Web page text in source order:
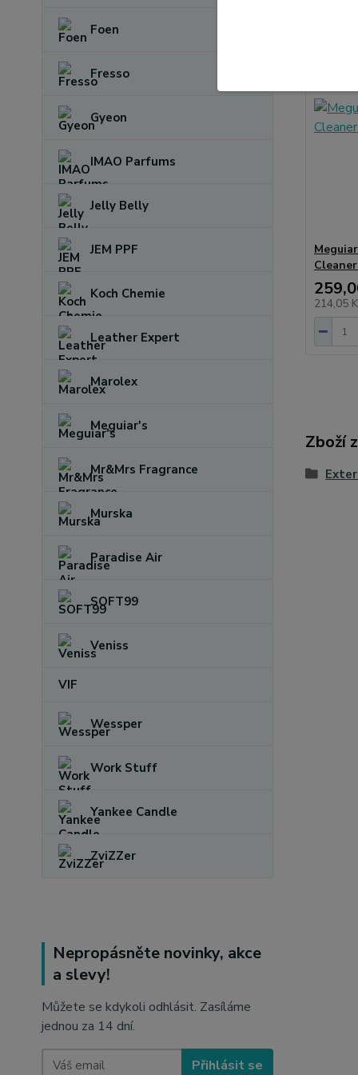
Foen
Fresso
Gyeon
IMAO Parfums
Jelly Belly
JEM PPF
Koch Chemie
Leather Expert
Marolex
Meguiar's
Mr&Mrs Fragrance
Murska
Paradise Air
SOFT99
Veniss
VIF
Wessper
Work Stuff
Yankee Candle
ZviZZer
Nepropásněte novinky, akce
a slevy!
Můžete se kdykoli odhlásit. Zasíláme
jednou za 14 dní.
Přihlásit se
214,05
Zboží